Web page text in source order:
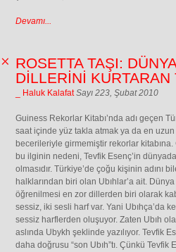
Devamı...
ROSETTA TAŞI:
DİLLERİNİ KURTARAN
_ Haluk Kalafat Sayı 223, Şubat 2010
Guiness Rekorlar Kitabı’nda adı geçen
saat içinde yüz takla atmak ya da en
becerileriyle girmemiştir rekorlar
bu ilginin nedeni, Tevfik Esenç’in
olmasıdır. Türkiye’de çoğu kişinin adını
halklarından biri olan Ubıhlar’a ait.
öğrenilmesi en zor dillerden biri olarak
sessiz, iki sesli harf var. Yani Ubıhça’da
sessiz harflerden oluşuyor. Zaten Ubıh
aslında Ubykh şeklinde yazılıyor. Tevfik
daha doğrusu “son Ubıh”tı. Çünkü Tevfik